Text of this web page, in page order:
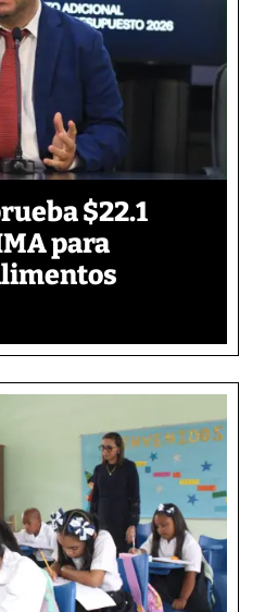
$22.1
para